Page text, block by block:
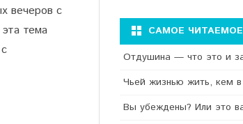
вечеров с
тема
САМОЕ ЧИТАЕМОЕ
Отдушина — что это и
Чьей жизнью жить, кем
Вы убеждены? Или это